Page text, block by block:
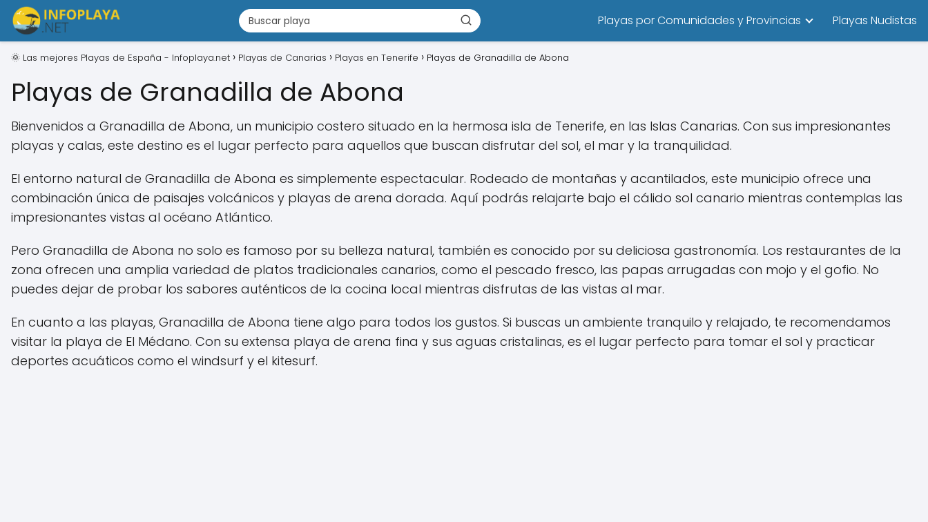
Playas por Comunidades y Provincias Playas Nudistas
🌞 Las mejores Playas de España - Infoplaya.net Playas de Canarias Playas en Tenerife Playas de Granadilla de Abona
Playas de Granadilla de Abona
Bienvenidos a Granadilla de Abona, un municipio costero situado en la hermosa isla de Tenerife, en las Islas Canarias. Con sus impresionantes
playas y calas, este destino es el lugar perfecto para aquellos que buscan disfrutar del sol, el mar y la tranquilidad.
El entorno natural de Granadilla de Abona es simplemente espectacular. Rodeado de montañas y acantilados, este municipio ofrece una
combinación única de paisajes volcánicos y playas de arena dorada. Aquí podrás relajarte bajo el cálido sol canario mientras contemplas las
impresionantes vistas al océano Atlántico.
Pero Granadilla de Abona no solo es famoso por su belleza natural, también es conocido por su deliciosa gastronomía. Los restaurantes de la
zona ofrecen una amplia variedad de platos tradicionales canarios, como el pescado fresco, las papas arrugadas con mojo y el gofio. No
puedes dejar de probar los sabores auténticos de la cocina local mientras disfrutas de las vistas al mar.
En cuanto a las playas, Granadilla de Abona tiene algo para todos los gustos. Si buscas un ambiente tranquilo y relajado, te recomendamos
visitar la playa de El Médano. Con su extensa playa de arena fina y sus aguas cristalinas, es el lugar perfecto para tomar el sol y practicar
deportes acuáticos como el windsurf y el kitesurf.